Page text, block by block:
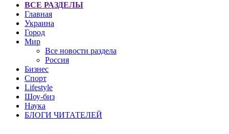
ВСЕ РАЗДЕЛЫ
Главная
Украина
Город
Мир
Все новости раздела
Россия
Бизнес
Спорт
Lifestyle
Шоу-биз
Наука
БЛОГИ ЧИТАТЕЛЕЙ